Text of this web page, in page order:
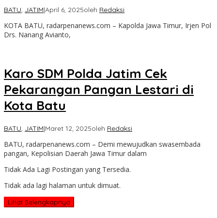
BATU, JATIM|April 6, 2025oleh Redaksi
KOTA BATU, radarpenanews.com – Kapolda Jawa Timur, Irjen Pol
Drs. Nanang Avianto,
Karo SDM Polda Jatim Cek
Pekarangan Pangan Lestari di
Kota Batu
BATU, JATIM|Maret 12, 2025oleh Redaksi
BATU, radarpenanews.com – Demi mewujudkan swasembada
pangan, Kepolisian Daerah Jawa Timur dalam
Tidak Ada Lagi Postingan yang Tersedia.
Tidak ada lagi halaman untuk dimuat.
Lihat Selengkapnya